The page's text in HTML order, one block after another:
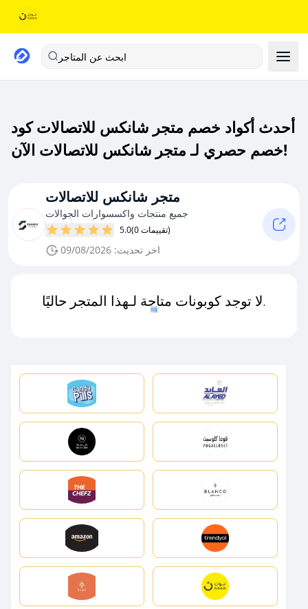
ابحث عن المتاجر
أحدث أكواد خصم متجر شانكس للاتصالات كود
خصم حصري لـ متجر شانكس للاتصالات الآن!
متجر شانكس للاتصالات
جميع منتجات واكسسوارات الجوالات
5.0 (0 تقييمات)
اخر تحديث: 09/08/2026
لا توجد كوبونات متاحة لـهذا المتجر حاليًا.